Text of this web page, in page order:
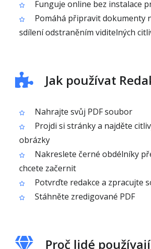
Funguje online bez instalace
Pomáhá připravit dokumenty
sdílení odstraněním viditelných
Jak používat
Nahrajte svůj PDF soubor
Projdi si stránky a najděte
obrázky
Nakreslete černé obdélníky
chcete začernit
Potvrďte redakce a zpracujte
Stáhněte zredigované PDF
Proč lidé